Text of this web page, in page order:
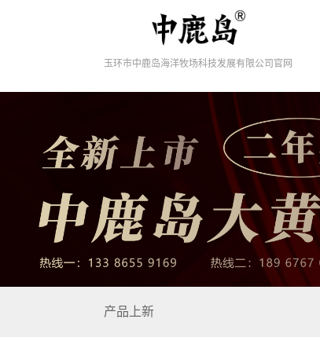
玉环市中鹿岛海洋牧场科技发展有限公司官网
产品上新